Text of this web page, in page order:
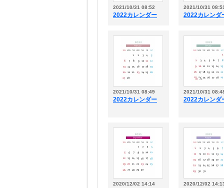
2021/10/31 08:52
2022カレンダー
2021/10/31
2022カレンダ
2021/10/31 08:49
2022カレンダー
2021/10/31
2022カレンダ
2020/12/02 14:14 2020/12/02